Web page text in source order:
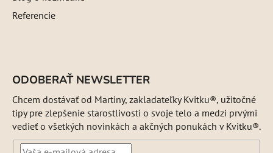
Referencie
ODOBERAŤ NEWSLETTER
Chcem dostávať od Martiny, zakladateľky Kvitku®, užitočné
tipy pre zlepšenie starostlivosti o svoje telo a medzi prvými
vedieť o všetkých novinkách a akčných ponukách v Kvitku®.